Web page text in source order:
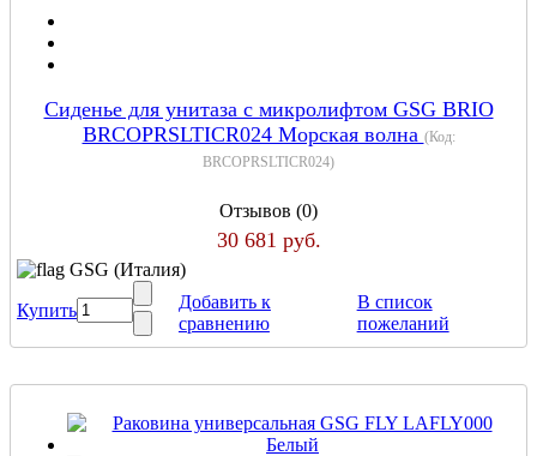
Сиденье для унитаза с микролифтом GSG BRIO
BRCOPRSLTICR024 Морская волна (Код:
BRCOPRSLTICR024)
Отзывов (0)
30 681 руб.
GSG (Италия)
Купить
Добавить к
сравнению
В список
пожеланий